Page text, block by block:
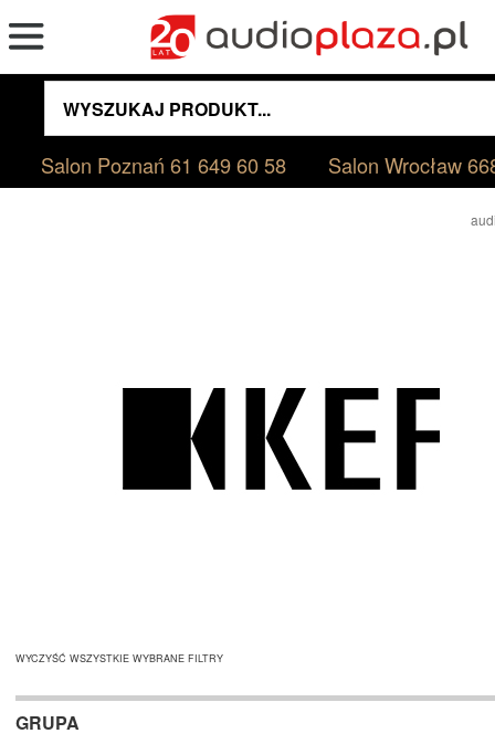
Salon Poznań61 649 60 58 Salon Wrocław
WYCZYŚĆ WSZYSTKIE WYBRANE FILTRY
GRUPA